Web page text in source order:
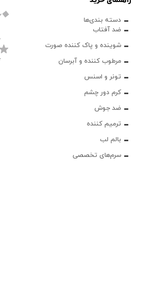
دسته بندی‌ها
ضد آفتاب
شوینده و پاک‌ کننده صورت
مرطوب کننده و آبرسان
تونر و اسنس
کرم دور چشم
ضد جوش
ترمیم کننده
بالم لب
سرم‌های تخصصی